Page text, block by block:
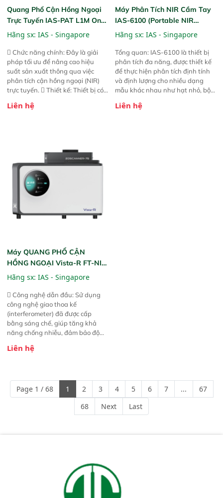
Quang Phổ Cận Hồng Ngoại
Trực Tuyến IAS-PAT L1M On-
Line NIR
Hãng sx: IAS - Singapore
 Chức năng chính: Đây là giải
pháp tối ưu để nâng cao hiệu
suất sản xuất thông qua việc
phân tích cận hồng ngoại (NIR)
trực tuyến.  Thiết kế: Thiết bị có
hỗ trợ tản nhiệt tăng cường và đã
liệu để tăng chỉ số ROI cho doanh
nghiệp.
Liên hệ
Máy Phân Tích NIR Cầm Tay
IAS-6100 (Portable NIR
Analyzer)
Hãng sx: IAS - Singapore
Tổng quan: IAS-6100 là thiết bị
phân tích đa năng, được thiết kế
để thực hiện phân tích định tính
và định lượng cho nhiều dạng
mẫu khác nhau như hạt nhỏ, bột,
này cho phép bất kỳ ai cũng có
Liên hệ
Máy QUANG PHỔ CẬN
HỒNG NGOẠI Vista-R FT-NIR
(Vista-R FT-NIR Analyzer)
Hãng sx: IAS - Singapore
 Công nghệ dẫn đầu: Sử dụng
công nghệ giao thoa kế
(interferometer) đã được cấp
bằng sáng chế, giúp tăng khả
năng chống nhiễu, đảm bảo độ
Phạm vi ứng dụng rộng: Đáp ứng
ngành công nghiệp khác nhau. 
Độ nhạy cao: Trang bị đầu dò
InGaAs độ nhạy cao, cung cấp
phản hồi phổ tuyến tính đầy đủ,
đảm bảo độ chính xác và khả
Liên hệ
Page 1 / 68 1 2 3 4 5 6 7 ...
67
68
Next Last